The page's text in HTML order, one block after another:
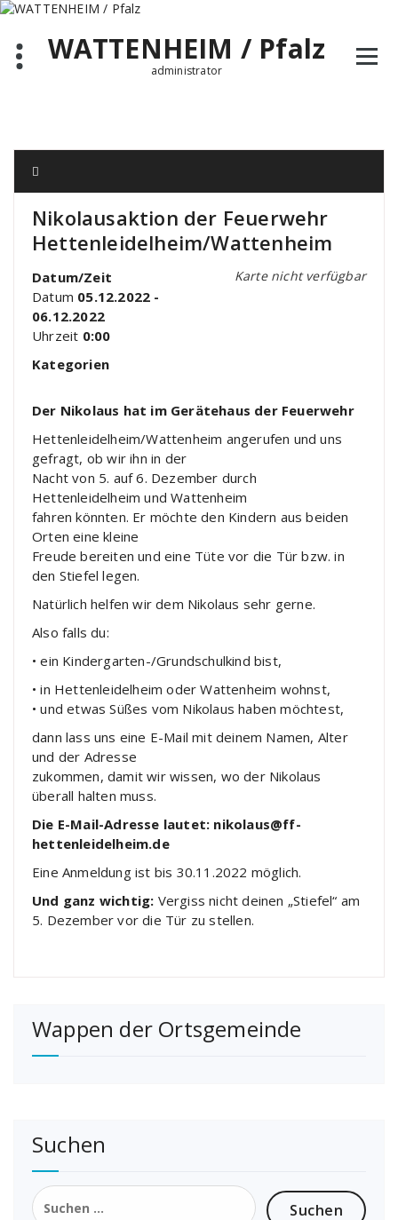
Zum
springenWATTENHEIM / Pfalz
administrator
Nikolausaktion der Feuerwehr
Hettenleidelheim/Wattenheim
Karte nicht verfügbar
Datum/Zeit
Datum 05.12.2022 -
06.12.2022
Uhrzeit 0:00
Kategorien
Der Nikolaus hat im Gerätehaus der Feuerwehr
Hettenleidelheim/Wattenheim angerufen und uns
gefragt, ob wir ihn in der
Nacht von 5. auf 6. Dezember durch
Hettenleidelheim und Wattenheim
fahren könnten. Er möchte den Kindern aus beiden
Orten eine kleine
Freude bereiten und eine Tüte vor die Tür bzw. in
den Stiefel legen.
Natürlich helfen wir dem Nikolaus sehr gerne.
Also falls du:
• ein Kindergarten-/Grundschulkind bist,
• in Hettenleidelheim oder Wattenheim wohnst,
• und etwas Süßes vom Nikolaus haben möchtest,
dann lass uns eine E-Mail mit deinem Namen, Alter
und der Adresse
zukommen, damit wir wissen, wo der Nikolaus
überall halten muss.
Die E-Mail-Adresse lautet: nikolaus@ff-
hettenleidelheim.de
Eine Anmeldung ist bis 30.11.2022 möglich.
Und ganz wichtig: Vergiss nicht deinen „Stiefel“ am
5. Dezember vor die Tür zu stellen.
Wappen der Ortsgemeinde
Suchen
Suchen
nach: